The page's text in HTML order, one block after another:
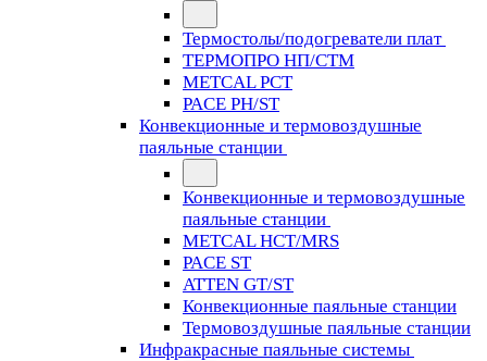
Термостолы/подогреватели плат
ТЕРМОПРО НП/СТМ
METCAL PCT
PACE PH/ST
Конвекционные и термовоздушные
паяльные станции
Конвекционные и термовоздушные
паяльные станции
METCAL HCT/MRS
PACE ST
ATTEN GT/ST
Конвекционные паяльные станции
Термовоздушные паяльные станции
Инфракрасные паяльные системы